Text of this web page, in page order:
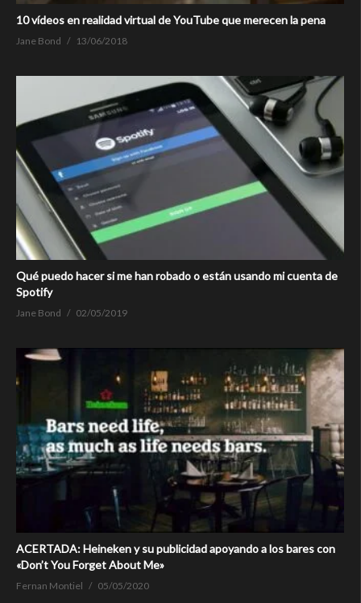
10 vídeos en realidad virtual de YouTube que merecen la pena
Jane Bond 13/06/2018
Qué puedo hacer si me han robado o están usando mi cuenta de
Spotify
Jane Bond 02/05/2019
ACERTADA: Heineken y su publicidad apoyando a los bares con
«Don’t You Forget About Me»
Fernan Montiel 05/05/2020